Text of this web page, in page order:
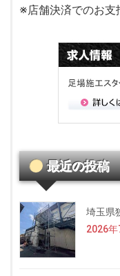
※店舗決済でのお支
最近の投稿
埼玉県
2026年